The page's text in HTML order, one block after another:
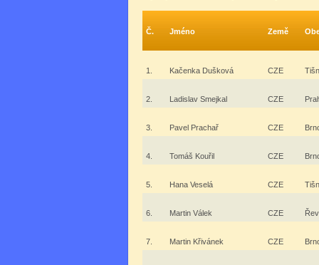
Č. Jméno Země
1. Kačenka Dušková CZE
2. Ladislav Smejkal CZE
3. Pavel Prachař CZE
4. Tomáš Kouřil CZE
5. Hana Veselá CZE
6. Martin Válek CZE
7. Martin Křivánek CZE